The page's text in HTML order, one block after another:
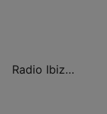
Radio Ibiza FM